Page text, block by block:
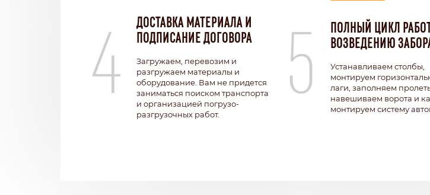
4
ДОСТАВКА МАТЕРИАЛА И
ПОДПИСАНИЕ ДОГОВОРА
Загружаем, перевозим и
разгружаем материалы и
оборудование. Вам не придется
заниматься поиском транспорта
и организацией погрузо-
разгрузочных работ.
5
ПОЛНЫЙ ЦИКЛ
ВОЗВЕДЕНИЮ
Устанавливаем столбы,
монтируем
лаги, заполняем
навешиваем ворота и
монтируем систему